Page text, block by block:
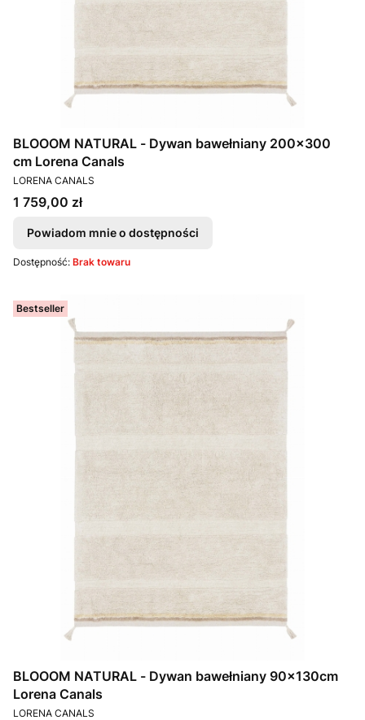
BLOOOM NATURAL - Dywan bawełniany 200x300
cm Lorena Canals
PRODUCENT
LORENA CANALS
Cena
1 759,00 zł
Powiadom mnie o dostępności
Dostępność: Brak towaru
Bestseller
BLOOOM NATURAL - Dywan bawełniany 90x130cm
Lorena Canals
PRODUCENT
LORENA CANALS